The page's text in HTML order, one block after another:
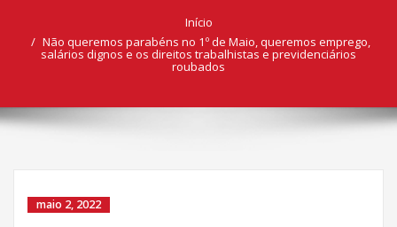
Início
Não queremos parabéns no 1º de Maio, queremos emprego,
salários dignos e os direitos trabalhistas e previdenciários
roubados
maio 2, 2022